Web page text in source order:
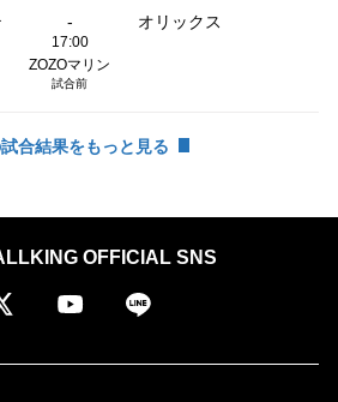
- オリックス
17:00
ZOZOマリン
試合前
合結果をもっと見る
OFFICIAL SNS